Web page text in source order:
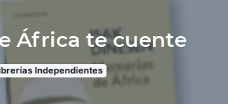
África te cuente
Independientes